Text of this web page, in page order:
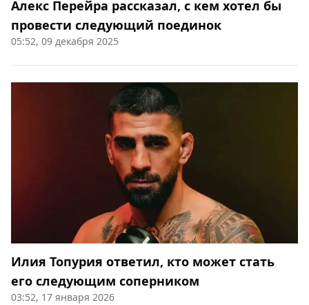
Алекс Перейра рассказал, с кем хотел бы
провести следующий поединок
05:52, 09 декабря 2025
Илия Топурия ответил, кто может стать
его следующим соперником
03:52, 17 января 2026